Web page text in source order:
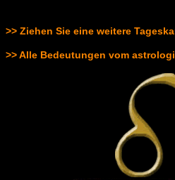
>> Ziehen Sie eine weitere
>> Alle Bedeutungen vom